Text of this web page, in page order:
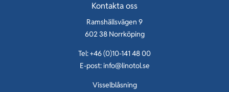
Kontakta oss
Ramshällsvägen 9
602 38 Norrköping
Tel: +46 (0)10-141 48 00
E-post:info@linotol.se
Visselblåsning